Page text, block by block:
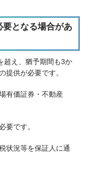
となる場合があ
超え、猶予期間も3か
提供が必要です。
有価証券・不動産
要です。
状況等を保証人に通